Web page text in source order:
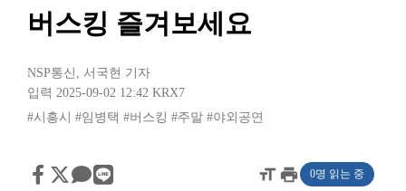
버스킹 즐겨보세요
NSP통신 , 서국현 기자
입력 2025-09-02 12:42 KRX7
#시흥시
#임병택 #버스킹 #주말 #야외공연
format_sizeprint 0명 읽는 중